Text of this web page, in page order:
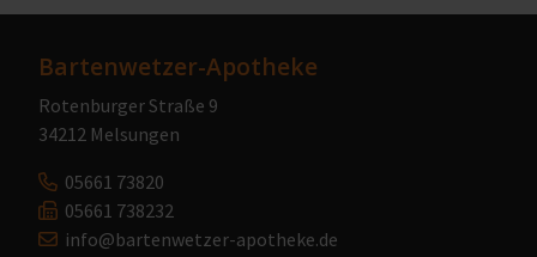
Bartenwetzer-Apotheke
Rotenburger Straße 9
34212 Melsungen
05661 73820
05661 738232
info@bartenwetzer-apotheke.de